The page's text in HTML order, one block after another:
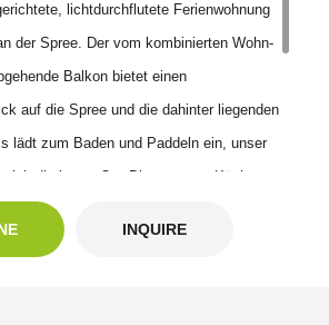
lichtdurchflutete Ferienwohnung
der Spree. Der vom kombinierten Wohn-
Balkon bietet einen
auf die Spree und die dahinter liegenden
lädt zum Baden und Paddeln ein, unser
direkt vor Ort. Die separate Küche
Essplatz. Aufgrund seiner Lage eignet
für Wasserwanderer, aber auch für
INQUIRE